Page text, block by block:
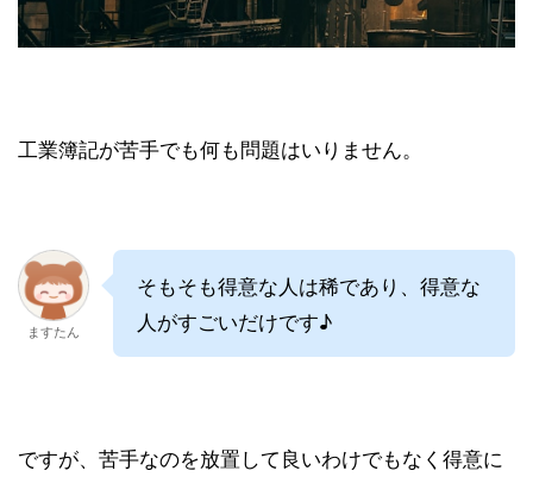
工業簿記が苦手でも何も問題はいりません。
ますたん
そもそも得意な人は稀であり、得意な
人がすごいだけです♪
ですが、苦手なのを放置して良いわけでもなく得意に